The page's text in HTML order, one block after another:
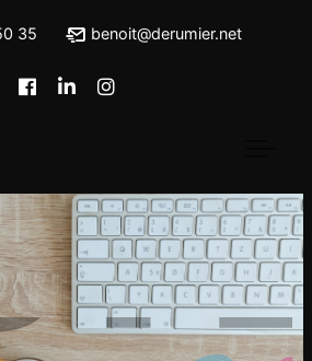
35 benoit@derumier.net